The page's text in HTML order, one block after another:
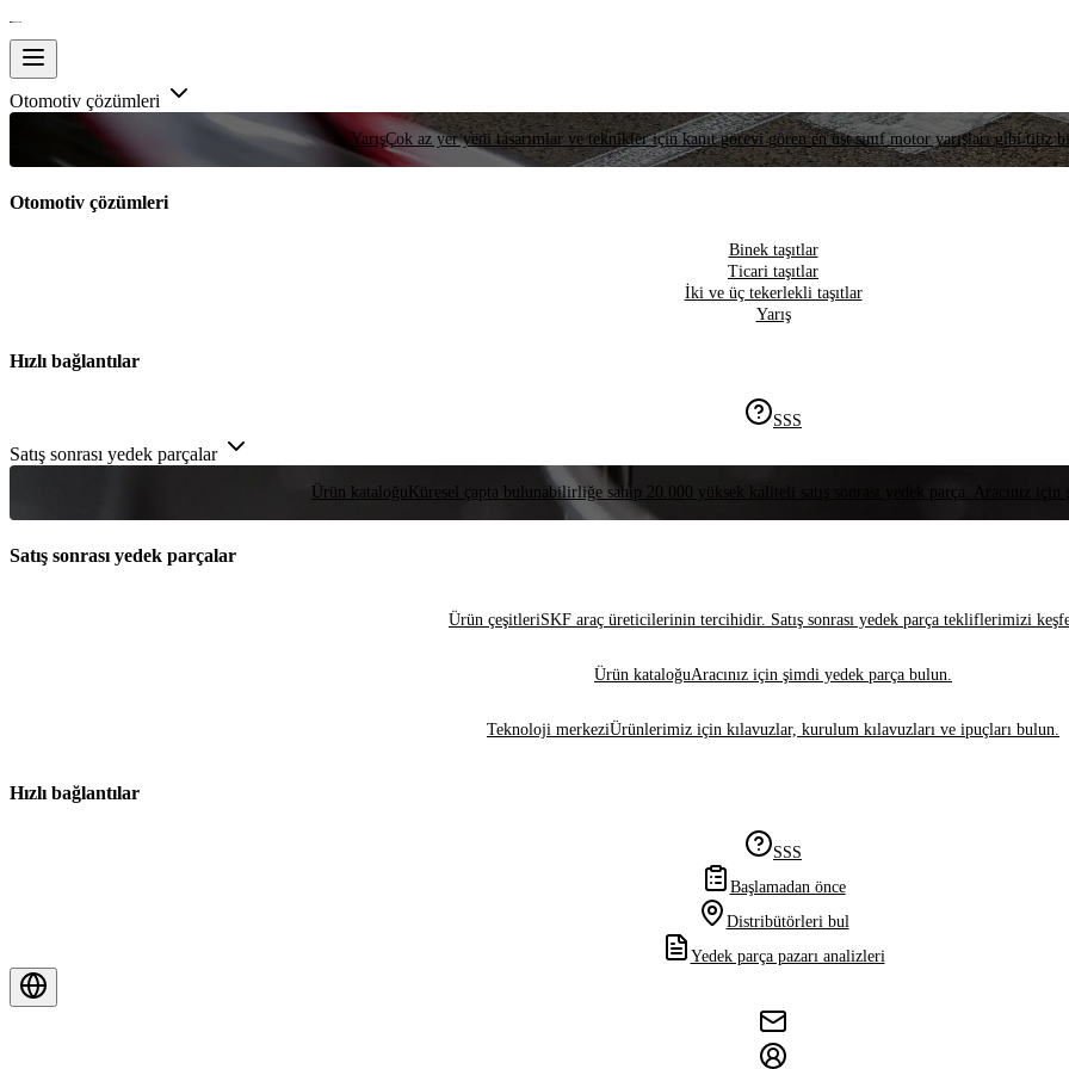
Otomotiv çözümleri
YarışÇok az yer yeni tasarımlar ve teknikler için kanıt görevi gören en üst sınıf motor yarışları gibi titiz
Otomotiv çözümleri
Binek taşıtlar
Ticari taşıtlar
İki ve üç tekerlekli taşıtlar
Yarış
Hızlı bağlantılar
SSS
Satış sonrası yedek parçalar
Ürün kataloğu Küresel çapta bulunabilirliğe sahip 20.000 yüksek kaliteli satış sonrası yedek parça. Aracınız
Satış sonrası yedek parçalar
Ürün çeşitleriSKF araç üreticilerinin tercihidir. Satış sonrası yedek parça tekliflerimizi
Ürün kataloğuAracınız için şimdi yedek parça bulun.
Teknoloji merkeziÜrünlerimiz için kılavuzlar, kurulum kılavuzları ve ipuçları bulun.
Hızlı bağlantılar
SSS
Başlamadan önce
Distribütörleri bul
Yedek parça pazarı analizleri